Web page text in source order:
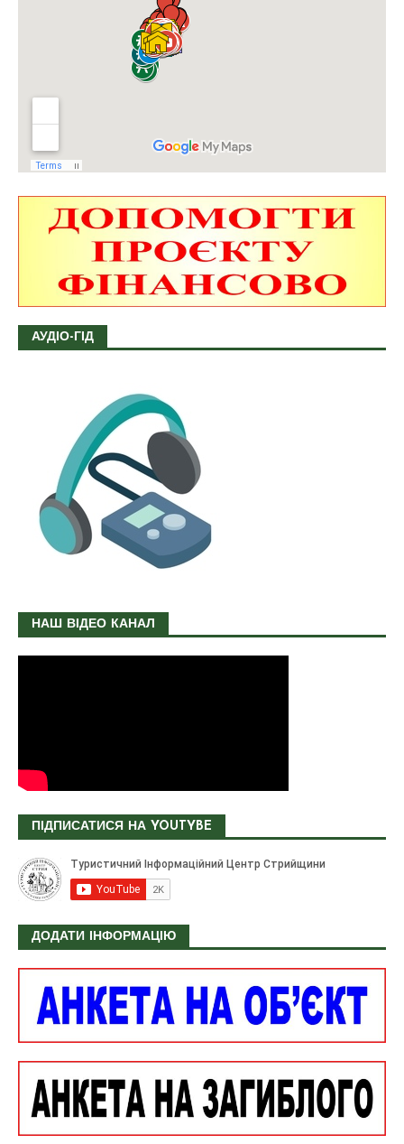
АУДІО-ГІД
НАШ ВІДЕО КАНАЛ
ПІДПИСАТИСЯ НА YOUTYBE
ДОДАТИ ІНФОРМАЦІЮ